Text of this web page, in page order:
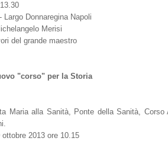
Donnaregina Napoli
Merisi
del grande maestro
"corso" per la Storia
Maria alla Sanità, Ponte della Sanità, Corso
2013 ore 10.15